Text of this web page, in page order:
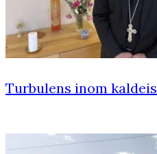
Turbulens inom